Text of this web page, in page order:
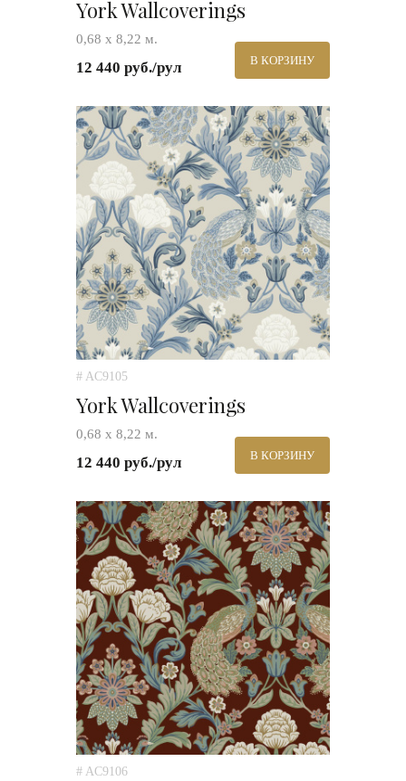
York Wallcoverings
0,68 х 8,22 м.
12 440 руб./рул В КОРЗИНУ
# AC9105
York Wallcoverings
0,68 х 8,22 м.
12 440 руб./рул В КОРЗИНУ
# AC9106